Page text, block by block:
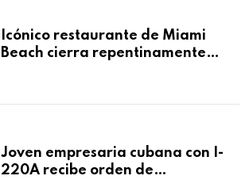
Icónico restaurante de Miami
Beach cierra repentinamente
Joven empresaria cubana con I-
220A recibe orden de